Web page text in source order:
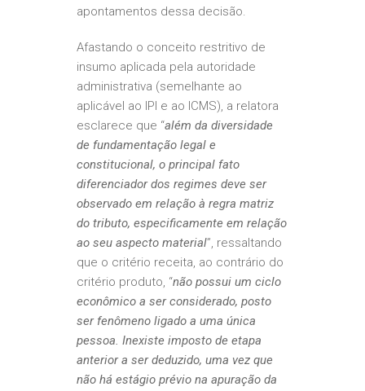
apontamentos dessa decisão.
Afastando o conceito restritivo de
insumo aplicada pela autoridade
administrativa (semelhante ao
aplicável ao IPI e ao ICMS), a relatora
esclarece que “além da diversidade
de fundamentação legal e
constitucional, o principal fato
diferenciador dos regimes deve ser
observado em relação à regra matriz
do tributo, especificamente em relação
ao seu aspecto material”, ressaltando
que o critério receita, ao contrário do
critério produto, “não possui um ciclo
econômico a ser considerado, posto
ser fenômeno ligado a uma única
pessoa. Inexiste imposto de etapa
anterior a ser deduzido, uma vez que
não há estágio prévio na apuração da